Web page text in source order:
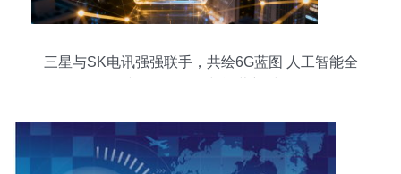
三星与SK电讯强强联手，共绘6G蓝图 人工智能全